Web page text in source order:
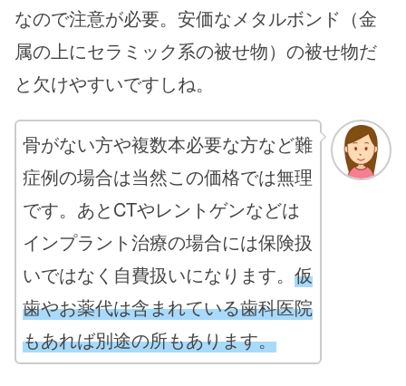
なので注意が必要。安価なメタルボンド（金
属の上にセラミック系の被せ物）の被せ物だ
と欠けやすいですしね。
骨がない方や複数本必要な方など難
症例の場合は当然この価格では無理
です。あとCTやレントゲンなどは
インプラント治療の場合には保険扱
いではなく自費扱いになります。 仮
歯やお薬代は含まれている歯科医院
もあれば別途の所もあります。